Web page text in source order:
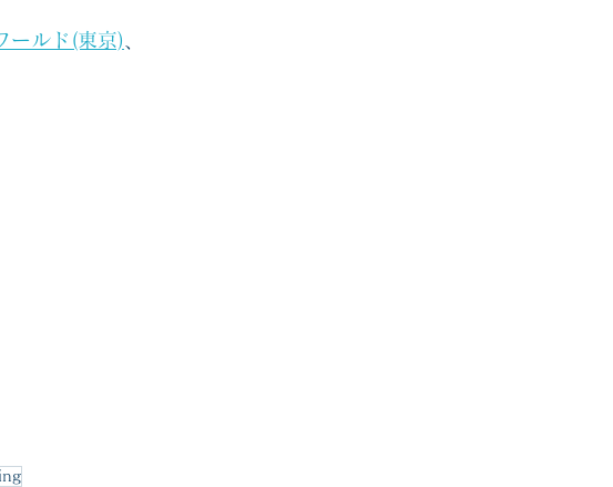
ールド(東京)